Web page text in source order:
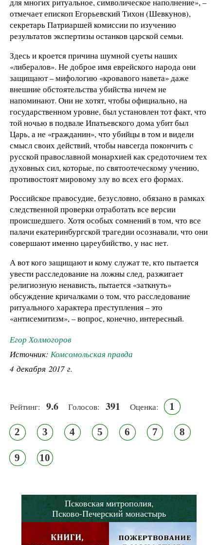
отмечает епископ Егорьевский Тихон (Шевкунов),
секретарь Патриаршей комиссии по изучению
результатов экспертизы останков царской семьи.
Здесь и кроется причина шумной суеты наших
«либералов». Не доброе имя еврейского народа они
защищают – мифологию «кровавого навета» даже
внешние обстоятельства убийства ничем не
напоминают. Они не хотят, чтобы официально, на
государственном уровне, был установлен тот факт, что
той ночью в подвале Ипатьевского дома убит был
Царь, а не «гражданин», что убийцы в том и видели
смысл своих действий, чтобы навсегда покончить с
русской православной монархией как средоточием тех
духовных сил, которые, по святоотеческому учению,
противостоят мировому злу во всех его формах.
Российское правосудие, безусловно, обязано в рамках
следственной проверки отработать все версии
происшедшего. Хотя особых сомнений в том, что все
палачи екатеринбургской трагедии осознавали, что они
совершают именно цареубийство, у нас нет.
А вот кого защищают и кому служат те, кто пытается
увести расследование на ложны след, разжигает
религиозную ненависть, пытается «заткнуть»
обсуждение кричалками о том, что расследование
ритуального характера преступления – это
«антисемитизм», – вопрос, конечно, интересный.
Егор Холмогоров
Источник: Комсомольская правда
4 декабря 2017 г.
Рейтинг: 9.6 Голосов: 391 Оценка: 1
2 3 4 5 6 7 8
9 10
Псковская митрополия,
Псково-Печерский монастырь